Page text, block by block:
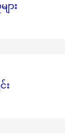
ား
း